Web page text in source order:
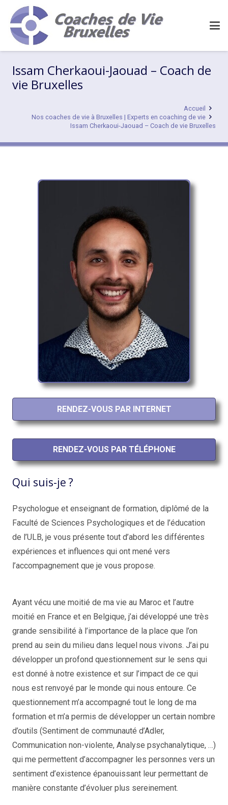
Issam Cherkaoui-Jaouad – Coach de
vie Bruxelles
Accueil
Nos coaches de vie à Bruxelles | Experts en coaching de vie
Issam Cherkaoui-Jaouad – Coach de vie Bruxelles
Qui suis-je ?
Psychologue et enseignant de formation, diplômé de la
Faculté de Sciences Psychologiques et de l’éducation
de l’ULB, je vous présente tout d’abord les différentes
expériences et influences qui ont mené vers
l’accompagnement que je vous propose.
Ayant vécu une moitié de ma vie au Maroc et l’autre
moitié en France et en Belgique, j’ai développé une très
grande sensibilité à l’importance de la place que l’on
prend au sein du milieu dans lequel nous vivons. J’ai pu
développer un profond questionnement sur le sens qui
est donné à notre existence et sur l’impact de ce qui
nous est renvoyé par le monde qui nous entoure. Ce
questionnement m’a accompagné tout le long de ma
formation et m’a permis de développer un certain nombre
d’outils (Sentiment de communauté d’Adler,
Communication non-violente, Analyse psychanalytique, …)
qui me permettent d’accompagner les personnes vers un
sentiment d’existence épanouissant leur permettant de
manière constante d’évoluer plus sereinement.
RENDEZ-VOUS PAR INTERNET
RENDEZ-VOUS PAR TÉLÉPHONE